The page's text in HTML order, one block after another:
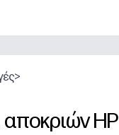
>
αποκριών HP